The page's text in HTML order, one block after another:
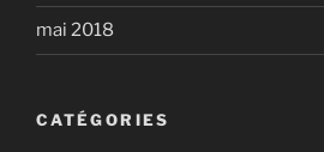
mai 2018
CATÉGORIES